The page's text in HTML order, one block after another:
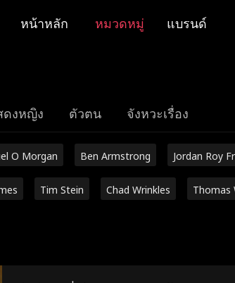
หน้าหลัก หมวดหมู่ แบรนด์
งหญิง ตัวตน จังหวะเรื่อง
O Morgan Ben Armstrong Jordan Roy
Tim Stein Chad Wrinkles Thomas